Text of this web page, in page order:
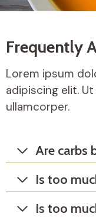
Frequently
Lorem ipsum
adipiscing elit.
ullamcorper.
Are carbs
Is too
Is too